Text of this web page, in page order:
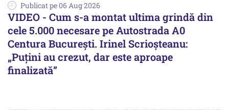
Publicat pe 06 Aug 2026
VIDEO - Cum s-a montat ultima grindă din
cele 5.000 necesare pe Autostrada A0
Centura București. Irinel Scrioșteanu:
„Puțini au crezut, dar este aproape
finalizată”